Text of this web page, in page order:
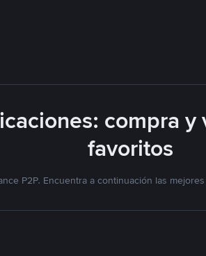
compra
favoritos
P2P. Encuentra a continuación las